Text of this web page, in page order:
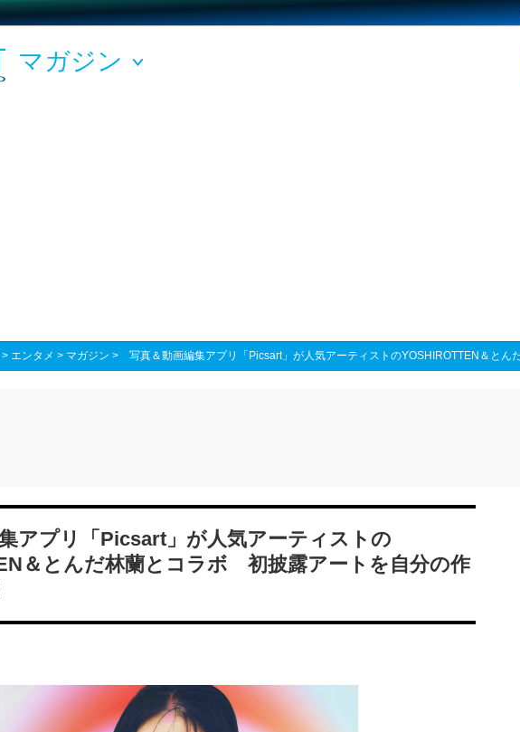
マガジン
エンタメ > マガジン > 写真＆動画編集アプリ「Picsart」が人気アーティストのYOSHIROTTEN＆と
アプリ「Picsart」が人気アーティストの
＆とんだ林蘭とコラボ 初披露アートを自分の作